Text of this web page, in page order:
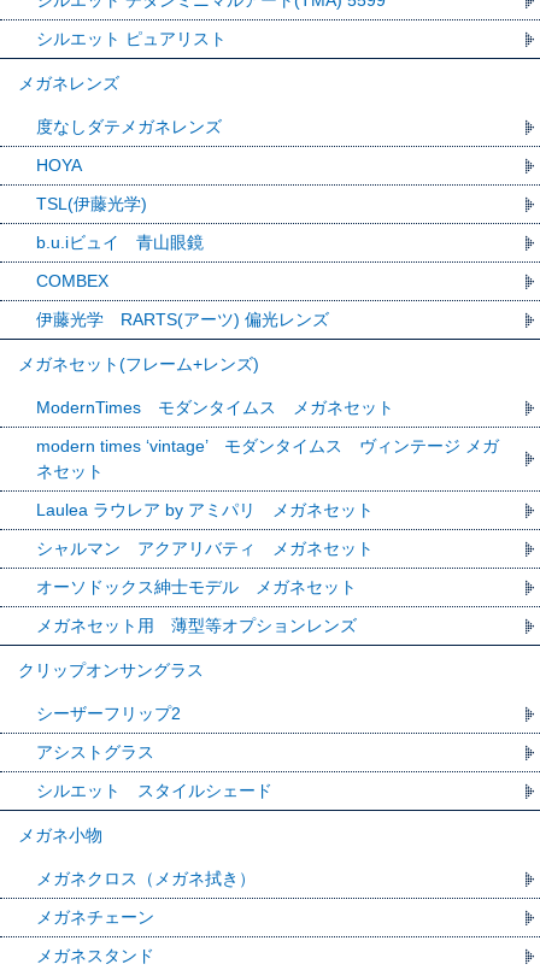
シルエット ピュアリスト
メガネレンズ
度なしダテメガネレンズ
HOYA
TSL(伊藤光学)
b.u.iビュイ 青山眼鏡
COMBEX
伊藤光学 RARTS(アーツ) 偏光レンズ
メガネセット(フレーム+レンズ)
ModernTimes モダンタイムス メガネセット
modern times ‘vintage’ モダンタイムス ヴィンテージ メガ
ネセット
Laulea ラウレア by アミパリ メガネセット
シャルマン アクアリバティ メガネセット
オーソドックス紳士モデル メガネセット
メガネセット用 薄型等オプションレンズ
クリップオンサングラス
シーザーフリップ2
アシストグラス
シルエット スタイルシェード
メガネ小物
メガネクロス（メガネ拭き）
メガネチェーン
メガネスタンド